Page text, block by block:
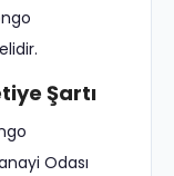
Şartı
Odası